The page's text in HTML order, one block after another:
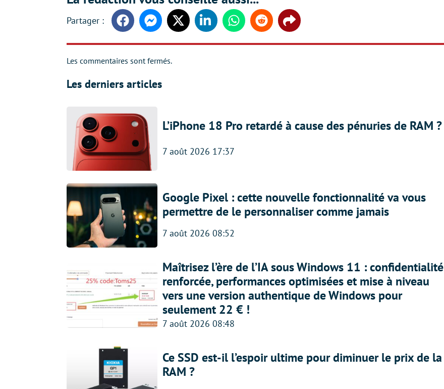
FacebookMessengerTwitter LinkedinWhatsappReddit Share
Les commentaires sont fermés.
Les derniers articles
L’iPhone 18 Pro retardé à cause des pénuries de RAM ?
7 août 2026 17:37
Google Pixel : cette nouvelle fonctionnalité va vous
permettre de le personnaliser comme jamais
7 août 2026 08:52
Maîtrisez l’ère de l’IA sous Windows 11 : confidentialité
renforcée, performances optimisées et mise à niveau
vers une version authentique de Windows pour
seulement 22 € !
7 août 2026 08:48
Ce SSD est-il l’espoir ultime pour diminuer le prix de la
RAM ?